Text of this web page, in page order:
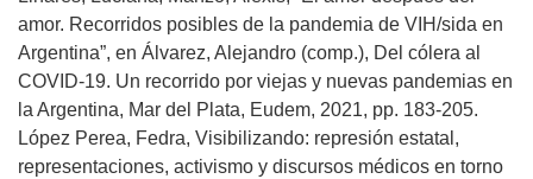
amor. Recorridos posibles de la pandemia de VIH/sida en
Argentina”, en Álvarez, Alejandro (comp.), Del cólera al
COVID-19. Un recorrido por viejas y nuevas pandemias en
la Argentina, Mar del Plata, Eudem, 2021, pp. 183-205.
López Perea, Fedra, Visibilizando: represión estatal,
representaciones, activismo y discursos médicos en torno